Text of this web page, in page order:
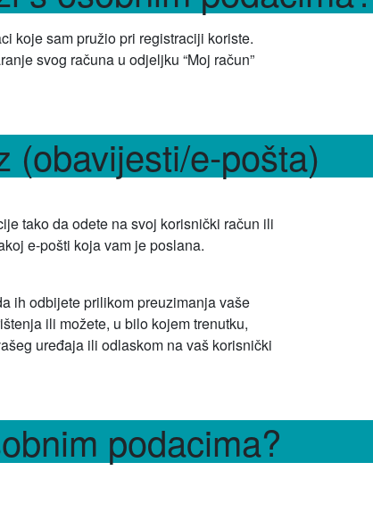
koje sam pružio pri registraciji koriste.
svog računa u odjeljku “Moj račun”
(obavijesti/e-pošta)
tako da odete na svoj korisnički račun ili
e-pošti koja vam je poslana.
ih odbijete prilikom preuzimanja vaše
ili možete, u bilo kojem trenutku,
uređaja ili odlaskom na vaš korisnički
podacima?